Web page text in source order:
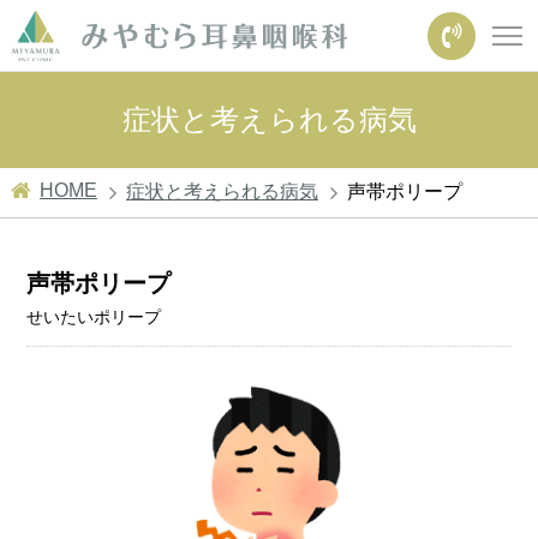
症状と考えられる病気
HOME 症状と考えられる病気 声帯ポリープ
声帯ポリープ
せいたいポリープ